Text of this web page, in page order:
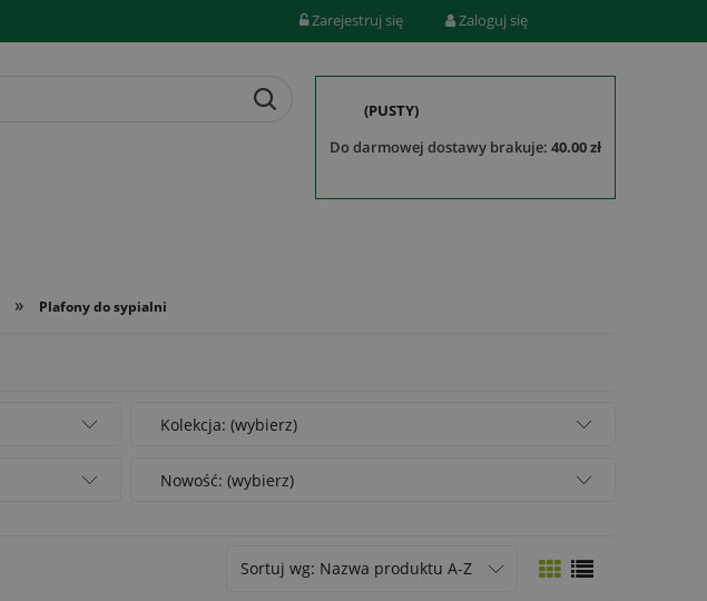
Zarejestruj się Zaloguj się
(PUSTY)
do darmowej dostawy brakuje: 40.00 zł
» Plafony do sypialni
Kolekcja: (wybierz)
Nowość: (wybierz)
Sortuj wg: Nazwa produktu A-Z